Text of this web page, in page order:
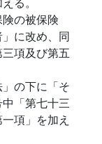
の被保険
に改め、同
項及び第五
の下に「そ
「第七十三
項」を加え